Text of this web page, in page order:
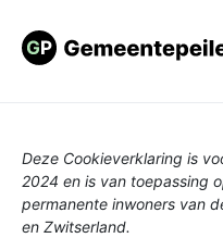
Deze Cookieverklaring is
2024 en is van toepassing
permanente inwoners van
en Zwitserland.